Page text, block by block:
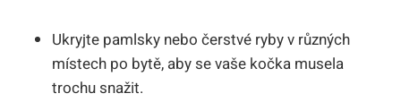
Ukryjte pamlsky nebo čerstvé ryby v různých
místech po bytě, aby se vaše kočka musela
trochu snažit.